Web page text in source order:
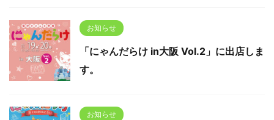
お知らせ
「にゃんだらけ in大阪 Vol.2」に出店しま
す。
お知らせ